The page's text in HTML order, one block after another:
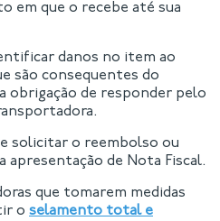
em que o recebe até sua
danos no item ao
são consequentes do
obrigação de responder pelo
solicitar o reembolso ou
apresentação de Nota Fiscal.
que tomarem medidas
o selamento total e